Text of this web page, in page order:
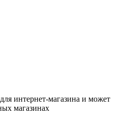
интернет-магазина и может
магазинах